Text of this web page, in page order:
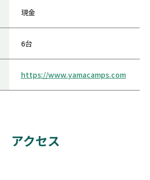
現金
6台
https://www.yamacamps.com
アクセス